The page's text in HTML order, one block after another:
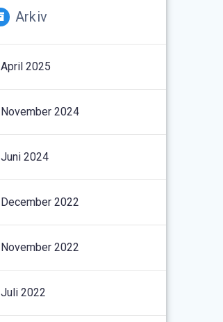
Arkiv
April 2025
November 2024
Juni 2024
December 2022
November 2022
Juli 2022